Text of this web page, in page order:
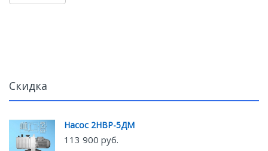
Скидка
Насос 2НВР-5ДМ
113 900 руб.